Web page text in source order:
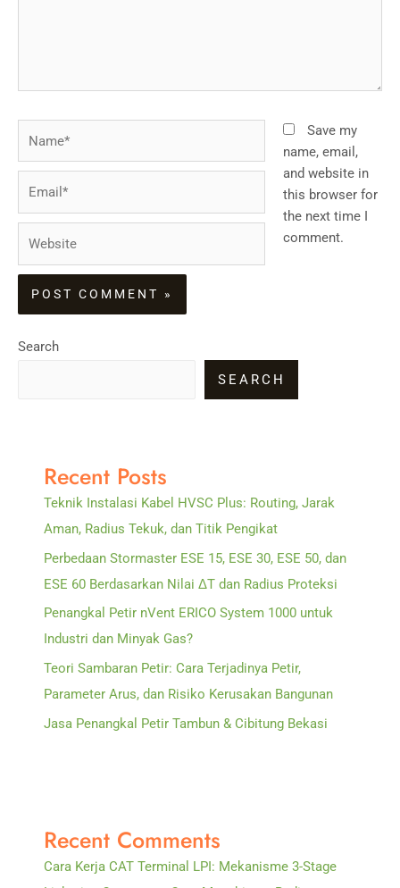
Save my
name, email,
and website in
this browser for
the next time I
comment.
Search
SEARCH
Recent Posts
Teknik Instalasi Kabel HVSC Plus: Routing, Jarak
Aman, Radius Tekuk, dan Titik Pengikat
Perbedaan Stormaster ESE 15, ESE 30, ESE 50, dan
ESE 60 Berdasarkan Nilai ΔT dan Radius Proteksi
Penangkal Petir nVent ERICO System 1000 untuk
Industri dan Minyak Gas?
Teori Sambaran Petir: Cara Terjadinya Petir,
Parameter Arus, dan Risiko Kerusakan Bangunan
Jasa Penangkal Petir Tambun & Cibitung Bekasi
Recent Comments
Cara Kerja CAT Terminal LPI: Mekanisme 3-Stage